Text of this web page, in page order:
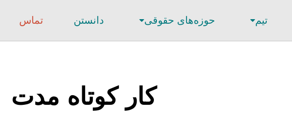
تیم حوزه‌های حقوقی دانستن تماس
کار کوتاه مدت